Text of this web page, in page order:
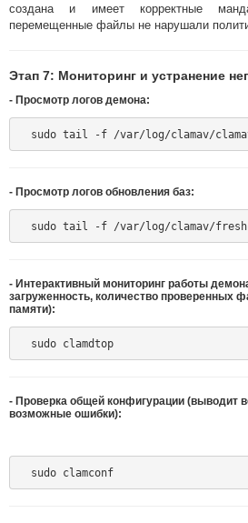
создана и имеет корректные
перемещенные файлы не нарушали
Этап 7: Мониторинг и устранение
- Просмотр логов демона:
- Просмотр логов обновления баз:
- Интерактивный мониторинг работы
загруженность, количество проверенных
памяти):
  sudo clamdtop
- Проверка общей конфигурации (выводит
возможные ошибки):
  sudo clamconf